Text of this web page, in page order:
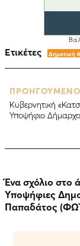
Ετικέτες Δημοτική
Κυβερνητική
Υποψήφιο
Ένα σχόλιο στο
Υποψήφιες
Παπαδάτος